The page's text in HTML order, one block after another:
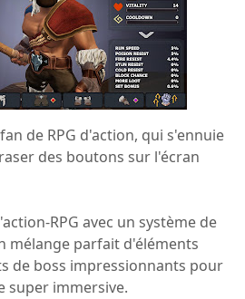
de RPG d'action, qui s'ennuie
des boutons sur l'écran
RPG avec un système de
mélange parfait d'éléments
de boss impressionnants pour
super immersive.